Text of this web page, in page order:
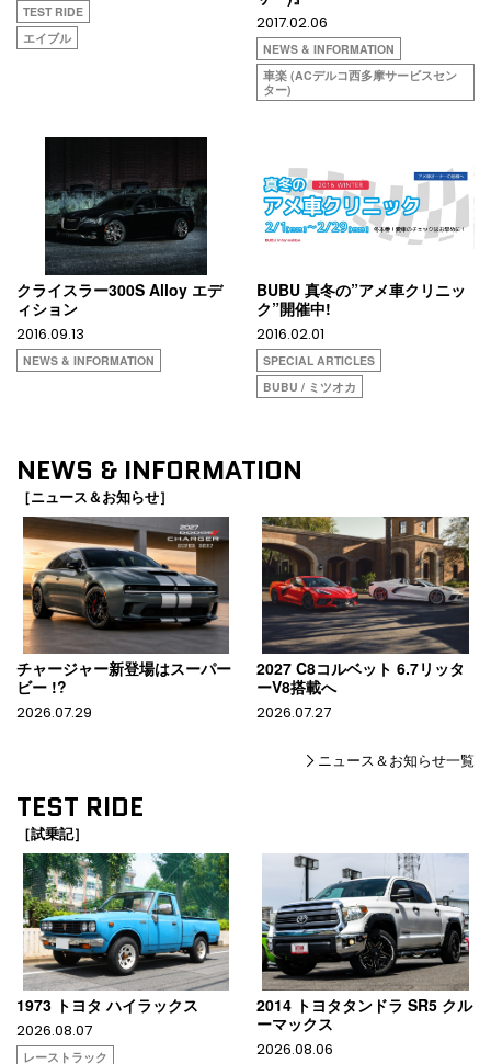
TEST RIDE
エイブル
2017.02.06
NEWS & INFORMATION
車楽 (ACデルコ西多摩サービスセン
ター)
クライスラー300S Alloy エデ
ィション
2016.09.13
NEWS & INFORMATION
BUBU 真冬の”アメ車クリニッ
ク”開催中!
2016.02.01
SPECIAL ARTICLES
BUBU / ミツオカ
NEWS & INFORMATION
［ニュース＆お知らせ］
チャージャー新登場はスーパー
ビー !?
2026.07.29
2027 C8コルベット 6.7リッタ
ーV8搭載へ
2026.07.27
ニュース＆お知らせ一覧
TEST RIDE
［試乗記］
1973 トヨタ ハイラックス
2026.08.07
レーストラック
2014 トヨタタンドラ SR5 クル
ーマックス
2026.08.06